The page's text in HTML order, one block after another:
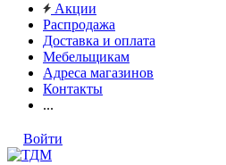
Акции
Распродажа
Доставка и оплата
Мебельщикам
Адреса магазинов
Контакты
...
Войти